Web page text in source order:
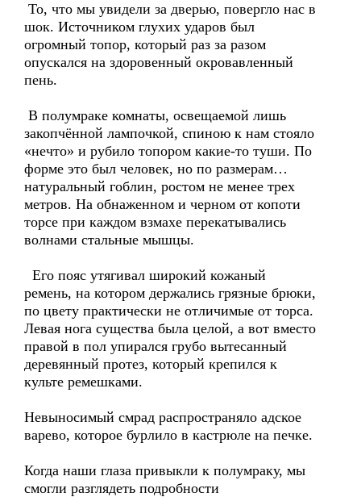
То, что мы увидели за дверью, повергло нас в
шок. Источником глухих ударов был
огромный топор, который раз за разом
опускался на здоровенный окровавленный
пень.
В полумраке комнаты, освещаемой лишь
закопчённой лампочкой, спиною к нам стояло
«нечто» и рубило топором какие-то туши. По
форме это был человек, но по размерам…
натуральный гоблин, ростом не менее трех
метров. На обнаженном и черном от копоти
торсе при каждом взмахе перекатывались
волнами стальные мышцы.
Его пояс утягивал широкий кожаный
ремень, на котором держались грязные брюки,
по цвету практически не отличимые от торса.
Левая нога существа была целой, а вот вместо
правой в пол упирался грубо вытесанный
деревянный протез, который крепился к
культе ремешками.
Невыносимый смрад распространяло адское
варево, которое бурлило в кастрюле на печке.
Когда наши глаза привыкли к полумраку, мы
смогли разглядеть подробности